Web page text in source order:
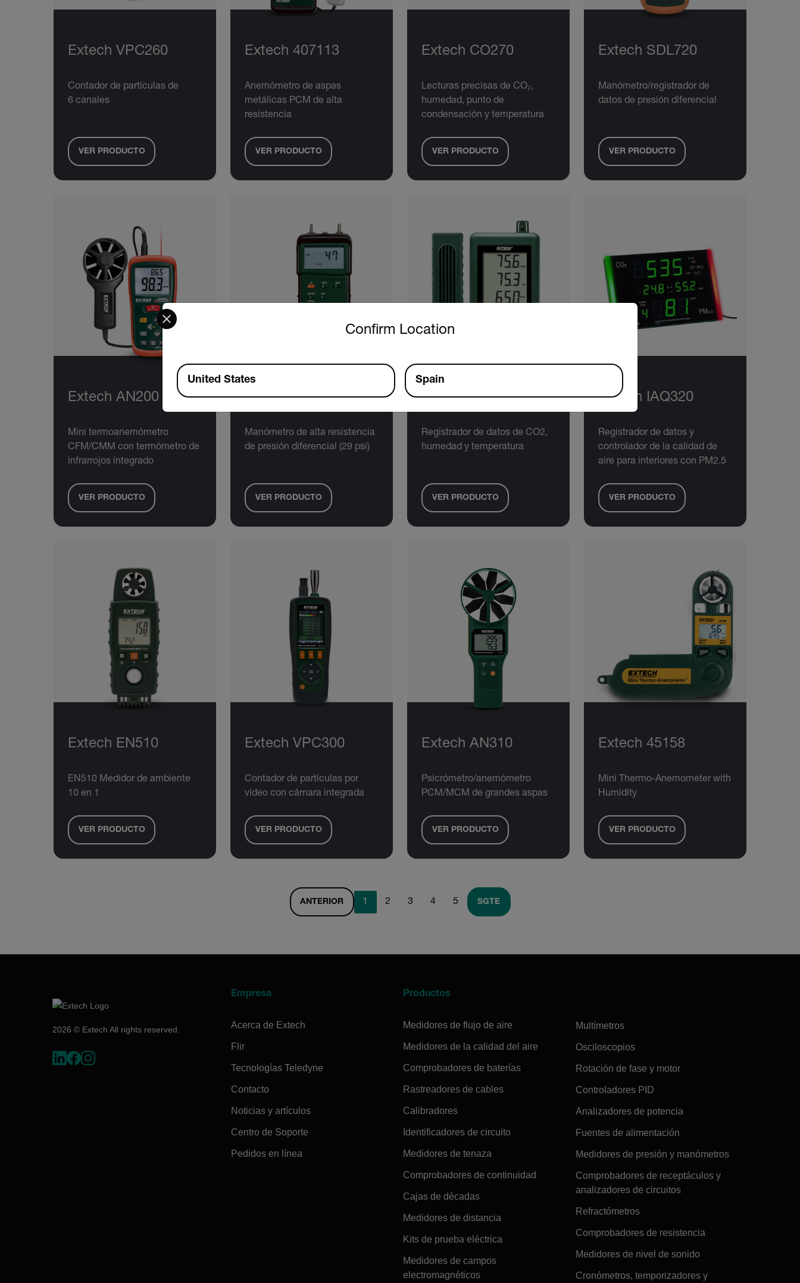
Extech VPC260
Contador de partículas de
6 canales
VER PRODUCTO
Extech 407113
Anemómetro de aspas
metálicas PCM de alta
resistencia
VER PRODUCTO
Extech CO270
Lecturas precisas de CO₂,
humedad, punto de
condensación y temperatura
VER PRODUCTO
Extech SDL720
Manómetro/registrador de
datos de presión diferencial
VER PRODUCTO
Extech AN200
Mini termoanemómetro
CFM/CMM con termómetro de
infrarrojos integrado
VER PRODUCTO
Extech 407910
Manómetro de alta resistencia
de presión diferencial (29 psi)
VER PRODUCTO
Extech SD800
Registrador de datos de CO2,
humedad y temperatura
VER PRODUCTO
Extech IAQ320
Registrador de datos y
controlador de la calidad de
aire para interiores con PM2.5
VER PRODUCTO
Extech EN510
EN510 Medidor de ambiente
10 en 1
VER PRODUCTO
Extech VPC300
Contador de partículas por
vídeo con cámara integrada
VER PRODUCTO
Extech AN310
Psicrómetro/anemómetro
PCM/MCM de grandes aspas
VER PRODUCTO
Extech 45158
Mini Thermo-Anemometer with
Humidity
VER PRODUCTO
ANTERIOR 1 2 3 4 5 SGTE
2026 © Extech All rights reserved.
Empresa
Acerca de Extech
Flir
Tecnologías Teledyne
Contacto
Noticias y artículos
Centro de Soporte
Pedidos en línea
Productos
Medidores de flujo de aire
Medidores de la calidad del aire
Comprobadores de baterías
Rastreadores de cables
Calibradores
Identificadores de circuito
Medidores de tenaza
Comprobadores de continuidad
Cajas de décadas
Medidores de distancia
Kits de prueba eléctrica
Medidores de campos
electromagnéticos
Multímetros
Osciloscopios
Rotación de fase y motor
Controladores PID
Analizadores de potencia
Fuentes de alimentación
Medidores de presión y manómetros
Comprobadores de receptáculos y
analizadores de circuitos
Refractómetros
Comprobadores de resistencia
Medidores de nivel de sonido
Cronómetros, temporizadores y
Confirm Location
Select your preferred country and language from the options below to access the appropriate version of our website.
Available Locations
United States Spain